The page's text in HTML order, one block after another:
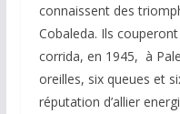
connaissent des
Cobaleda. Ils
corrida, en 1945, à
oreilles, six queues et
réputation d’allier